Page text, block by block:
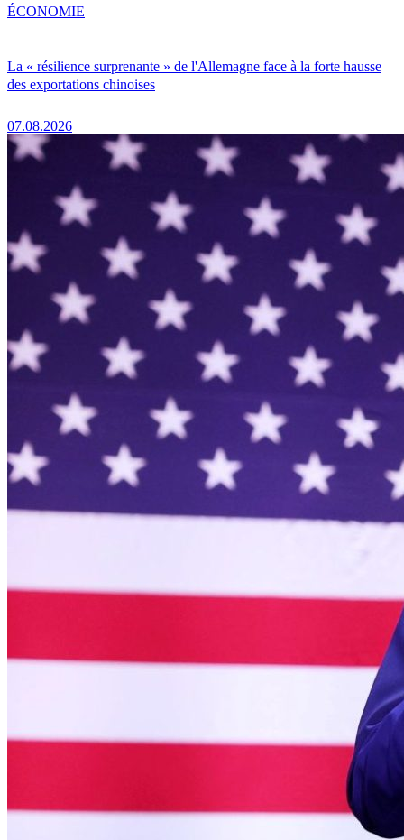
La « résilience surprenante » de l'Allemagne face à la forte hausse
des exportations chinoises
07.08.2026
ÉCONOMIE